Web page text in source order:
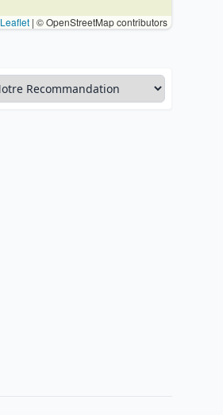
Leaflet | © OpenStreetMap contributors